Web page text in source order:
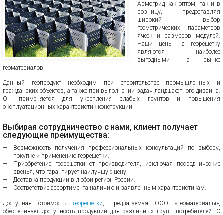
Армогрид как оптом, так и в
розницу, предоставляя
широкий выбор
геометрических параметров
ячеек и размеров модулей.
Наши цены на георешетку
являются наиболее
выгодными на рынке
геоматериалов.
Данный геопродукт необходим при строительстве промышленных и
гражданских объектов, а также при выполнении задач ландшафтного дизайна.
Он применяется для укрепления слабых грунтов и повышения
эксплуатационных характеристик конструкций.
Выбирая сотрудничество с нами, клиент получает
следующие преимущества:
Возможность получения профессиональных консультаций по выбору,
покупке и применению георешетки.
Приобретение георешетки от производителя, исключая посреднические
звенья, что гарантирует наилучшую цену.
Доставка продукции в любой регион России.
Соответствие ассортимента наличию и заявленным характеристикам.
Доступная стоимость георешетки, предлагаемая ООО «Геоматериалы»,
обеспечивает доступность продукции для различных групп потребителей. С